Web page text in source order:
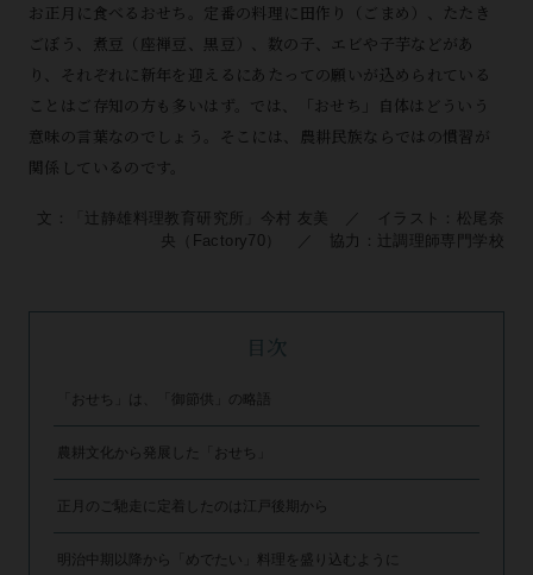
お正月に食べるおせち。定番の料理に田作り（ごまめ）、たたき
ごぼう、煮豆（座禅豆、黒豆）、数の子、エビや子芋などがあ
り、それぞれに新年を迎えるにあたっての願いが込められている
ことはご存知の方も多いはず。では、「おせち」自体はどういう
意味の言葉なのでしょう。そこには、農耕民族ならではの慣習が
関係しているのです。
文：「辻󠄀静雄料理教育研究所」今村 友美 ／ イラスト：松尾奈
央（Factory70） ／ 協力：辻󠄀調理師専門学校
目次
「おせち」は、「御節供」の略語
農耕文化から発展した「おせち」
正月のご馳走に定着したのは江戸後期から
明治中期以降から「めでたい」料理を盛り込むように